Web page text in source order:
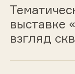
выставке
взгляд